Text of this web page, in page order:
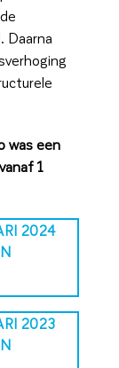
Daarna
was een
1
2024
2023